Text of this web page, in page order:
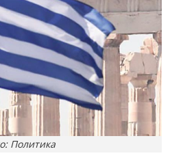
Политика